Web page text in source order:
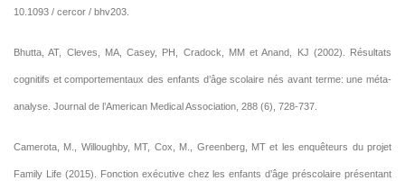
10.1093 / cercor / bhv203.
Bhutta, AT, Cleves, MA, Casey, PH, Cradock, MM et Anand, KJ (2002). Résultats
cognitifs et comportementaux des enfants d’âge scolaire nés avant terme: une méta-
analyse. Journal de l’American Medical Association, 288 (6), 728-737.
Camerota, M., Willoughby, MT, Cox, M., Greenberg, MT et les enquêteurs du projet
Family Life (2015). Fonction exécutive chez les enfants d’âge préscolaire présentant